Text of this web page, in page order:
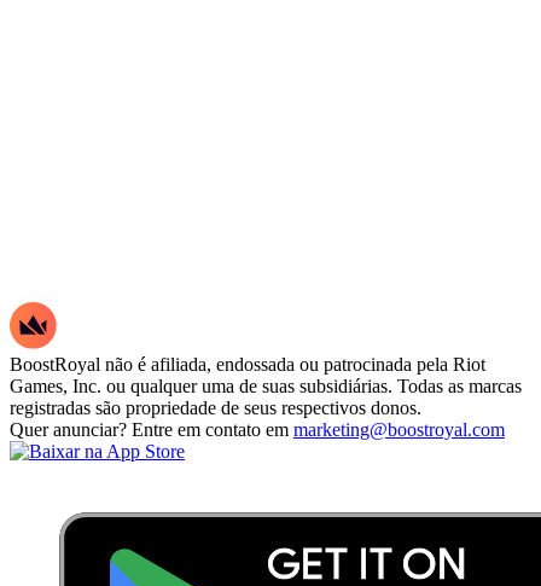
BoostRoyal não é afiliada, endossada ou patrocinada pela Riot
Games, Inc. ou qualquer uma de suas subsidiárias. Todas as marcas
registradas são propriedade de seus respectivos donos.
Quer anunciar? Entre em contato em marketing@boostroyal.com